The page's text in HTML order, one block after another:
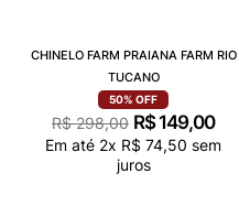
CHINELO FARM PRAIANA FARM RIO
TUCANO
50% OFF
R$ 298,00 R$ 149,00
Em até 2x R$ 74,50 sem
juros